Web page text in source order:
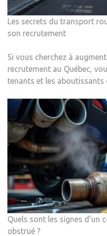
Les secrets du transport
son recrutement
Si vous cherchez à
recrutement au Québec,
tenants et les
Quels sont les signes d’un
obstrué ?